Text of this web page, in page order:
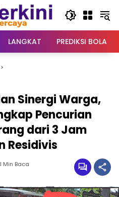
LANGKAT PREDIKSI BOLA
Sinergi Warga,
Pencurian
dari 3 Jam
Residivis
Min Baca